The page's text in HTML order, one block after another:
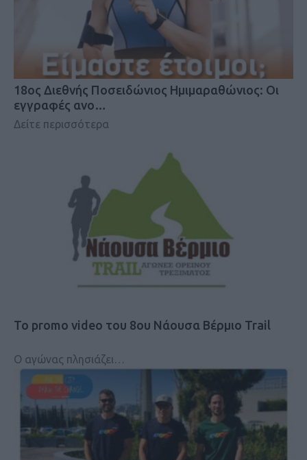
18oς Διεθνής Ποσειδώνιος Ημιμαραθώνιος: Οι
εγγραφές ανο…
Δείτε περισσότερα
Το promo video του 8ου Νάουσα Βέρμιο Trail
Ο αγώνας πλησιάζει…